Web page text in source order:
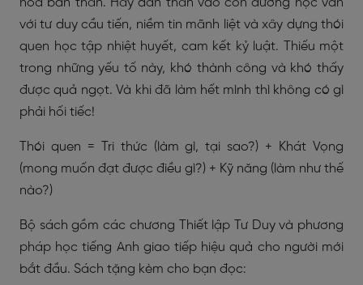
với tư duy cầu tiến, niềm tin mãnh liệt và xây dựng thói
quen học tập nhiệt huyết, cam kết kỷ luật. Thiếu một
trong những yếu tố này, khó thành công và khó thấy
được quả ngọt. Và khi đã làm hết mình thì không có gì
phải hối tiếc!
Thói quen = Tri thức (làm gì, tại sao?) + Khát Vọng
(mong muốn đạt được điều gì?) + Kỹ năng (làm như thế
nào?)
Bộ sách gồm các chương Thiết lập Tư Duy và phương
pháp học tiếng Anh giao tiếp hiệu quả cho người mới
bắt đầu. Sách tặng kèm cho bạn đọc: